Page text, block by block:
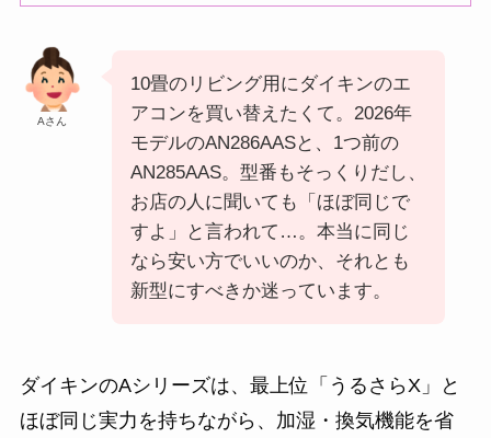
Aさん
10畳のリビング用にダイキンのエ
アコンを買い替えたくて。2026年
モデルのAN286AASと、1つ前の
AN285AAS。型番もそっくりだし、
お店の人に聞いても「ほぼ同じで
すよ」と言われて…。本当に同じ
なら安い方でいいのか、それとも
新型にすべきか迷っています。
ダイキンのAシリーズは、最上位「うるさらX」と
ほぼ同じ実力を持ちながら、加湿・換気機能を省